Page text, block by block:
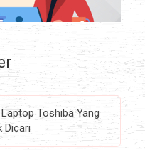
Toshiba Yang
Dicari